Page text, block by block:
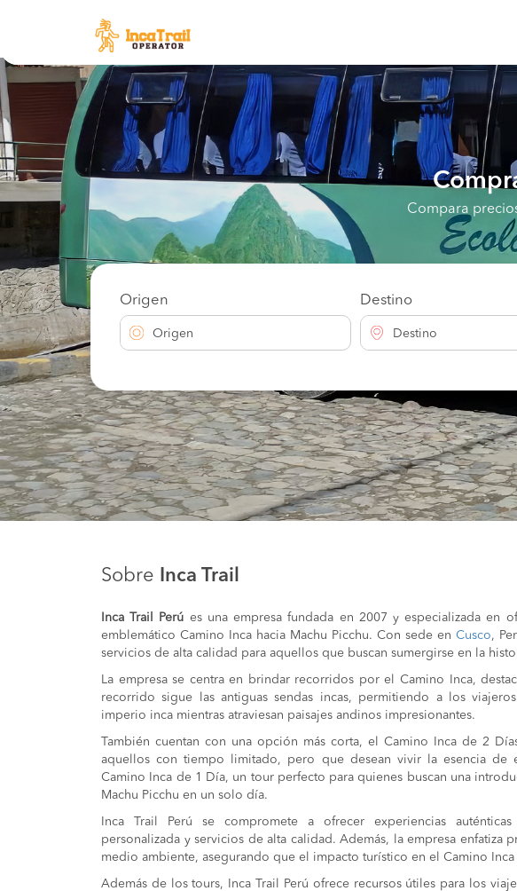
Compara
Origen
Origen
Destino
Destino
Sobre Inca Trail
Inca Trail Perú es una empresa fundada en 2007 y especializada en
emblemático Camino Inca hacia Machu Picchu. Con sede en Cusco,
servicios de alta calidad para aquellos que buscan sumergirse en la
La empresa se centra en brindar recorridos por el Camino Inca,
recorrido sigue las antiguas sendas incas, permitiendo a los
imperio inca mientras atraviesan paisajes andinos impresionantes.
También cuentan con una opción más corta, el Camino Inca de 2
aquellos con tiempo limitado, pero que desean vivir la esencia de
Camino Inca de 1 Día, un tour perfecto para quienes buscan una
Machu Picchu en un solo día.
Inca Trail Perú se compromete a ofrecer experiencias
personalizada y servicios de alta calidad. Además, la empresa enfatiza
medio ambiente, asegurando que el impacto turístico en el Camino
Además de los tours, Inca Trail Perú ofrece recursos útiles para los